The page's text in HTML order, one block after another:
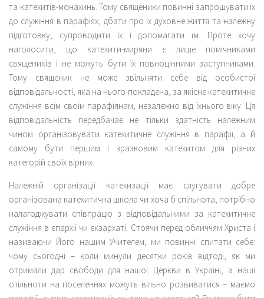
та катехитів-монахинь. Тому священики повинні запрошувати їх
до служіння в парафіях, дбати про їх духовне життя та належну
підготовку, супроводити їх і допомагати їм. Проте хочу
наголосити, що катехити-миряни є лише помічниками
священиків і не можуть бути їх повноцінними заступниками.
Тому священик не може звільняти себе від особистої
відповідальності, яка на нього покладена, за якісне катехитичне
служіння всім своїм парафіянам, незалежно від їхнього віку. Ця
відповідальність передбачає не тільки здатність належним
чином організовувати катехитичне служіння в парафії, а й
самому бути першим і зразковим катехитом для різних
категорій своїх вірних.
Належній організації катехизації має слугувати добре
організована катехитична школа чи хоча б спільнота, потрібно
налагоджувати співпрацю з відповідальними за катехитичне
служіння в єпархії чи екзархаті. Стоячи перед обличчям Христа і
називаючи Його нашим Учителем, ми повинні спитати себе:
чому сьогодні – коли минули десятки років відтоді, як ми
отримали дар свободи для нашої Церкви в Україні, а наші
спільноти на поселеннях можуть вільно розвиватися – маємо